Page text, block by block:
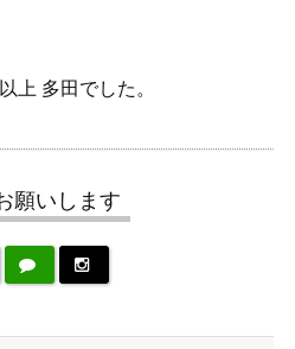
上 多田でした。
願いします